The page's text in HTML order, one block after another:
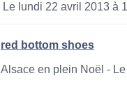
Le lundi 22 avril 2013 à
red bottom shoes
Alsace en plein Noël -